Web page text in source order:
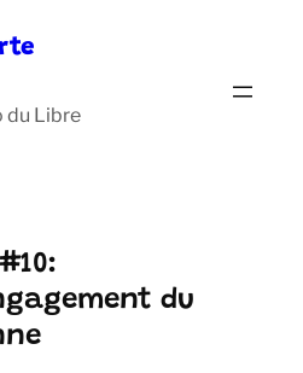
du Libre
du